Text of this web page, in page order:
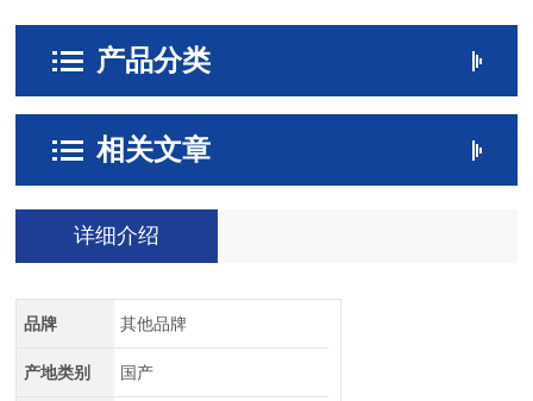
产品分类
相关文章
详细介绍
品牌 其他品牌
产地类别 国产